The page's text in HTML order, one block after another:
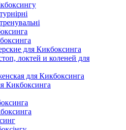
для Кикбоксинга
локтей и коленей для
для Кикбоксинга
Кикбоксинга